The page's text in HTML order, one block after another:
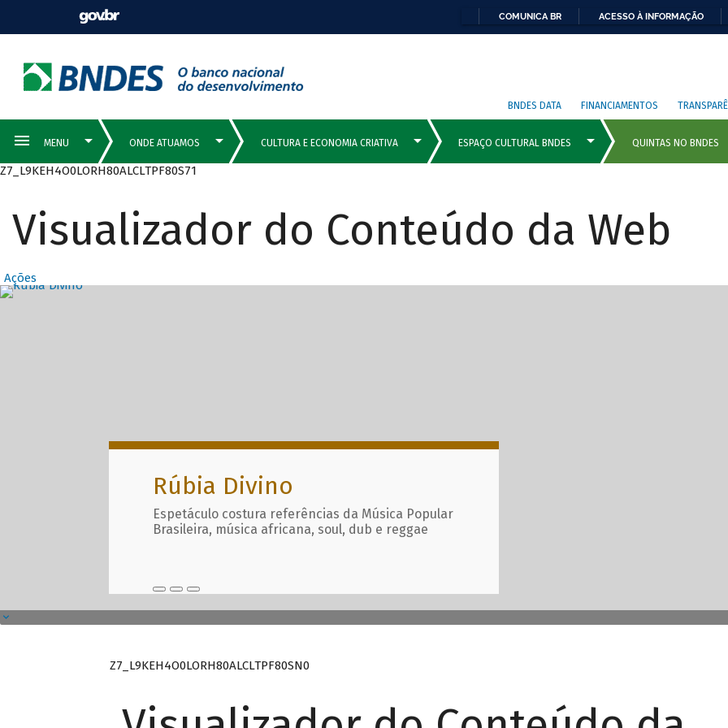
COMUNICA BR ACESSO À INFORMAÇÃO
BNDES DATA FINANCIAMENTOS
Z7_L9KEH4O0LORH80ALCLTPF80S71
Visualizador do Conteúdo da Web
Ações
Destaques Principais com
Rúbia Divino
Espetáculo costura referências da Música Popular
Brasileira, música africana, soul, dub e reggae
Z7_L9KEH4O0LORH80ALCLTPF80SN0